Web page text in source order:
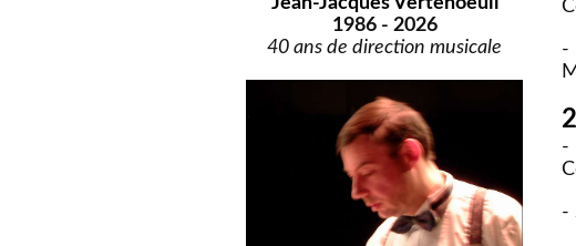
1986 - 2026
40 ans de direction musicale
-
-
-